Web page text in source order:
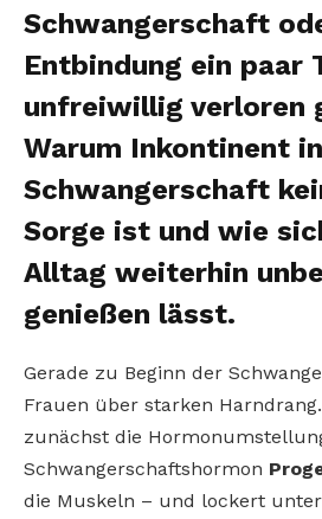
Schwangerschaft
Entbindung ein paar
unfreiwillig verloren
Warum Inkontinent
Schwangerschaft
Sorge ist und wie
Alltag weiterhin
genießen lässt.
Gerade zu Beginn der
Frauen über starken
zunächst die
Schwangerschaftshormon
die Muskeln – und lockert